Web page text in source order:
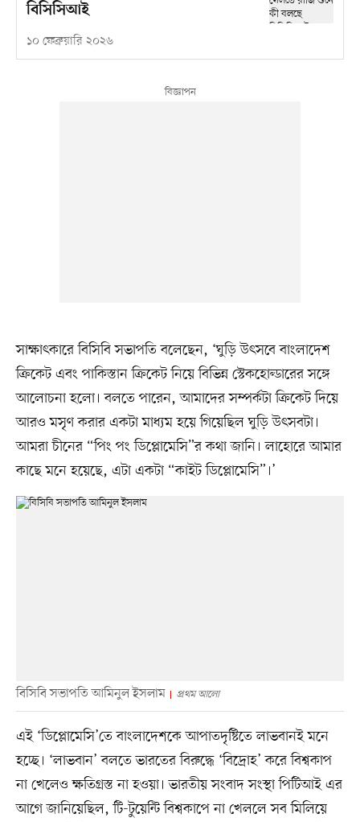
বিসিসিআই
১০ ফেব্রুয়ারি ২০২৬
সাক্ষাৎকারে বিসিবি সভাপতি বলেছেন, ‘ঘুড়ি উৎসবে বাংলাদেশ
ক্রিকেট এবং পাকিস্তান ক্রিকেট নিয়ে বিভিন্ন স্টেকহোল্ডারের সঙ্গে
আলোচনা হলো। বলতে পারেন, আমাদের সম্পর্কটা ক্রিকেট দিয়ে
আরও মসৃণ করার একটা মাধ্যম হয়ে গিয়েছিল ঘুড়ি উৎসবটা।
আমরা চীনের “পিং পং ডিপ্লোমেসি”র কথা জানি। লাহোরে আমার
কাছে মনে হয়েছে, এটা একটা “কাইট ডিপ্লোমেসি”।’
বিসিবি সভাপতি আমিনুল ইসলাম প্রথম আলো
এই ‘ডিপ্লোমেসি’তে বাংলাদেশকে আপাতদৃষ্টিতে লাভবানই মনে
হচ্ছে। ‘লাভবান’ বলতে ভারতের বিরুদ্ধে ‘বিদ্রোহ’ করে বিশ্বকাপ
না খেলেও ক্ষতিগ্রস্ত না হওয়া। ভারতীয় সংবাদ সংস্থা পিটিআই এর
আগে জানিয়েছিল, টি-টুয়েন্টি বিশ্বকাপে না খেললে সব মিলিয়ে